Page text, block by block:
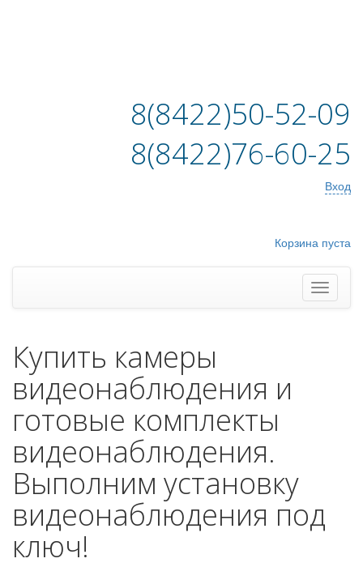
8(8422)50-52-09
8(8422)76-60-25
Вход
Корзина пуста
Купить камеры
видеонаблюдения и
готовые комплекты
видеонаблюдения.
Выполним установку
видеонаблюдения под
ключ!